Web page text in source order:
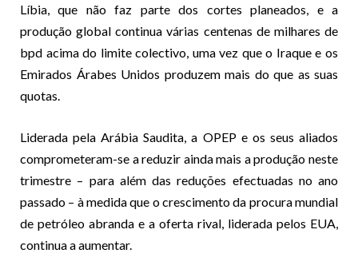
Líbia, que não faz parte dos cortes planeados, e a
produção global continua várias centenas de milhares de
bpd acima do limite colectivo, uma vez que o Iraque e os
Emirados Árabes Unidos produzem mais do que as suas
quotas.
Liderada pela Arábia Saudita, a OPEP e os seus aliados
comprometeram-se a reduzir ainda mais a produção neste
trimestre – para além das reduções efectuadas no ano
passado – à medida que o crescimento da procura mundial
de petróleo abranda e a oferta rival, liderada pelos EUA,
continua a aumentar.